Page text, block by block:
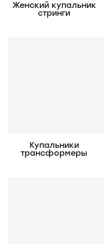
Женский купальник
стринги
Купальники
трансформеры